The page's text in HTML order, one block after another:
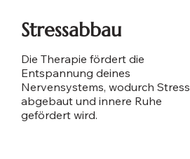
Die Therapie fördert die
Entspannung deines
Nervensystems, wodurch Stress
abgebaut und innere Ruhe
gefördert wird.
Stressabbau